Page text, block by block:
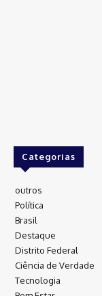
Categorias
outros
Política
Brasil
Destaque
Distrito Federal
Ciência de Verdade
Tecnologia